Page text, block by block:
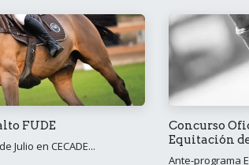
FUDE
Julio en CECADE...
Concurso
Equitación
Ante-programa